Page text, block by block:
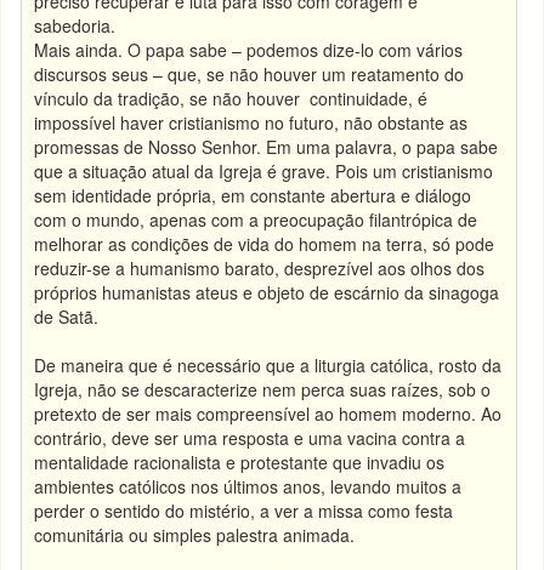
sabedoria.
Mais ainda. O papa sabe – podemos dize-lo com vários
discursos seus – que, se não houver um reatamento do
vínculo da tradição, se não houver continuidade, é
impossível haver cristianismo no futuro, não obstante as
promessas de Nosso Senhor. Em uma palavra, o papa sabe
que a situação atual da Igreja é grave. Pois um cristianismo
sem identidade própria, em constante abertura e diálogo
com o mundo, apenas com a preocupação filantrópica de
melhorar as condições de vida do homem na terra, só pode
reduzir-se a humanismo barato, desprezível aos olhos dos
próprios humanistas ateus e objeto de escárnio da sinagoga
de Satã.
De maneira que é necessário que a liturgia católica, rosto da
Igreja, não se descaracterize nem perca suas raízes, sob o
pretexto de ser mais compreensível ao homem moderno. Ao
contrário, deve ser uma resposta e uma vacina contra a
mentalidade racionalista e protestante que invadiu os
ambientes católicos nos últimos anos, levando muitos a
perder o sentido do mistério, a ver a missa como festa
comunitária ou simples palestra animada.